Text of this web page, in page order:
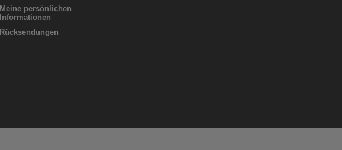
Meine persönlichen
Informationen
Rücksendungen